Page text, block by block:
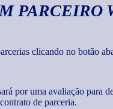
PARCEIRO
clicando no botão
por uma avaliação para
de parceria.